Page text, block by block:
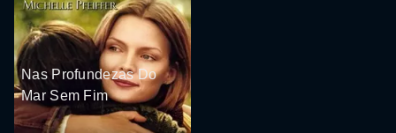
Nas Profundezas Do
Mar Sem Fim